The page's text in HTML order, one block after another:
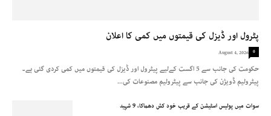
پٹرول اور ڈیزل کی قیمتوں میں کمی کا اعلان
August 4, 2026 0
حکومت کی جانب سے 5 اگست کےلیے پیٹرول اور ڈیزل کی قیمتوں میں کمی کردی گئی ہے۔
پیٹرولیم ڈویژن کی جانب سے پیٹرولیم مصنوعات کی...
سوات میں پولیس اسٹیشن کے قریب خود کش دھماکا، 9 شہید